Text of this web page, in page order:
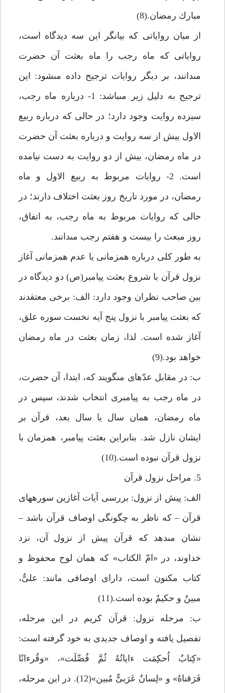
مبارك رمضان.(8)
از ميان رواياتى كه بيانگر اين سه ديدگاه است،
رواياتى كه ماه رجب را ماه بعثت آن حضرت
مى‏دانند، بر ديگر روايات ترجيح داده مى‏شود: اين
ترجيح به دليل زير مى‏باشد: 1- درباره ماه رجب،
سيزده روايت وجود دارد؛ در حالى كه درباره ربيع
الاول بيش از سه روايت و درباره بعثت آن حضرت
در ماه رمضان، بيش از دو روايت به دست نيامده
است. 2- روايات مربوط به ربيع الاول و ماه
رمضان، در مورد تاريخ روز بعثت اختلاف دارند؛ در
حالى كه روايات مربوط به ماه رجب، به اتفاق،
روز مبعث را بيست و هفتم رجب مى‏دانند.
به طور كلى درباره همزمانى يا عدم همزمانى آغاز
نزول قرآن با شروع بعثت پيامبر(ص) دو ديدگاه در
بين صاحب نظران وجود دارد: الف: برخى معتقدند
كه بعثت پيامبر با نزول پنج آيه نخست سوره علق،
آغاز شده است. لذا، زمان بعثت در ماه رمضان
خواهد بود.(9)
ب: در مقابل عدّه‏اى مى‏گويند كه، ابتدا، آن حضرت،
در ماه رجب به پيامبرى انتخاب شدند، سپس در
ماه رمضان، همان سال يا سال بعد، قرآن بر
ايشان نازل شد. بنابراين بعثت پيامبر، همزمان با
نزول قرآن نبوده است.(10)
5. مراحل نزول قرآن
الف: پيش از نزول: بررسى آيات آغازين سوره‏هاى
قرآن – كه ناظر به چگونگى اوصاف قرآن باشد –
نشان مى‏دهد كه قرآن پيش از نزول آن، نزد
خداوند، در «امّ الكتاب» كه همان لوح محفوظ و
كتاب مكنون است، داراى اوصافى مانند: علىٌّ،
مبينٌ و حكيمٌ بوده است.(11)
ب: مرحله نزول: قرآن كريم در اين مرحله،
تفصيل يافته و اوصاف جديدى به خود گرفته است:
«كِتابٌ اُحكِمَت ءاياتُهُ ثُمَّ فُصِّلَت»، «وقُرءانًا
فَرَقناهُ» و «لِسانٌ عَرَبىٌّ مُبين»(12). در اين مرحله،